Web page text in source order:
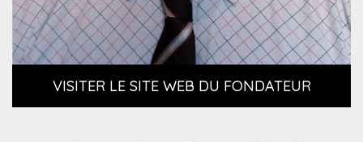
VISITER LE SITE WEB DU FONDATEUR